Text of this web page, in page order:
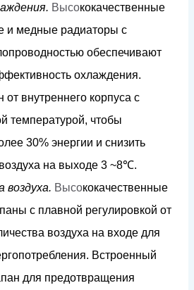
аждения. Высококачественные
и медные радиаторы с
опроводностью обеспечивают
ективность охлаждения.
от внутреннего корпуса с
температурой, чтобы
лее 30% энергии и снизить
воздуха на выходе 3 ~8℃.
воздуха. Высококачественные
ны с плавной регулировкой от
ичества воздуха на входе для
ргопотребления. Встроенный
для предотвращения